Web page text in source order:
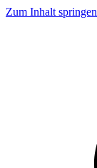
Zum Inhalt springen